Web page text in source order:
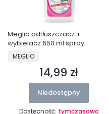
Meglio odtłuszczacz +
wybielacz 650 ml spray
PRODUCENT
MEGLIO
Cena
14,99 zł
Niedostępny
Dostępność: tymczasowo